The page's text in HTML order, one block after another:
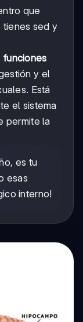
que
tienes sed y
funciones
y el
Está
el sistema
permite la
es tu
esas
interno!